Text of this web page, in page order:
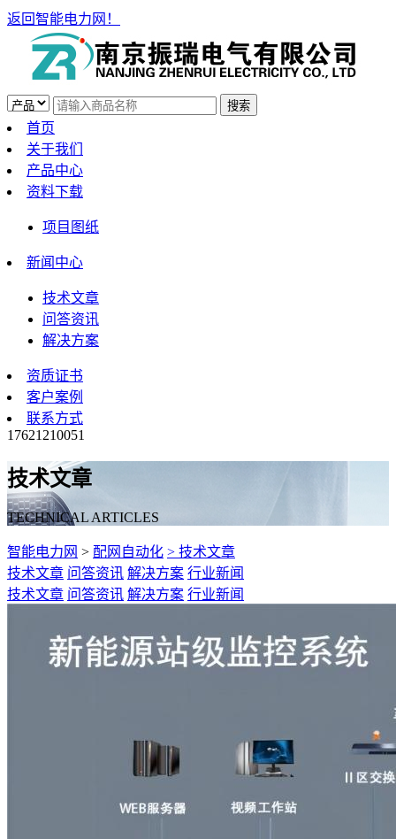
返回智能电力网！
首页
关于我们
产品中心
资料下载
项目图纸
新闻中心
技术文章
问答资讯
解决方案
资质证书
客户案例
联系方式
17621210051
技术文章
TECHNICAL ARTICLES
智能电力网 > 配网自动化 > 技术文章
技术文章 问答资讯 解决方案 行业新闻
技术文章 问答资讯 解决方案 行业新闻